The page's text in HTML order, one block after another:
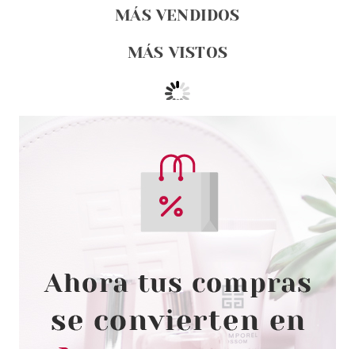
MÁS VENDIDOS
MÁS VISTOS
ARDELL
ARDELL HEATED EYELASH
CURLER
desde